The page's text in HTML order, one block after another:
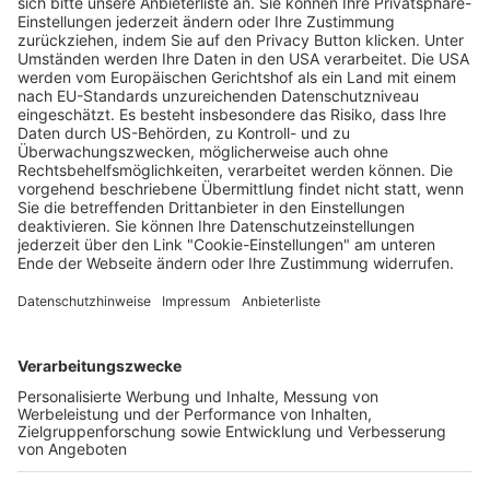
Baby+Kind: Rund 13.500 Menschen
besuchten am Wochenende die Messe
Freiburg
Wochenbericht 13.03.2024
Freiburger Wochenbericht
Der Wochenbericht
wurde zum 31. Juli 2026
eingestellt.